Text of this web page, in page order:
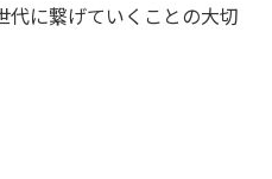
代に繋げていくことの大切